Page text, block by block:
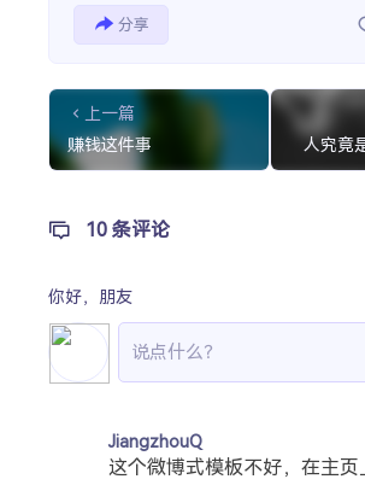
分享
上一篇
赚钱这件事
人究竟
10 条评论
你好， 朋友
JiangzhouQ
这个微博式模板不好，在主页